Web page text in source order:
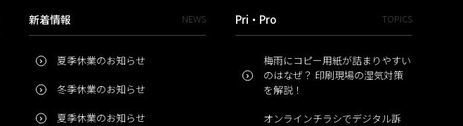
新着情報 NEWS
夏季休業のお知らせ
冬季休業のお知らせ
夏季休業のお知らせ
Pri・Pro TOPICS
梅雨にコピー用紙が詰まりやすい
のはなぜ？ 印刷現場の湿気対策
を解説！
オンラインチラシでデジタル訴